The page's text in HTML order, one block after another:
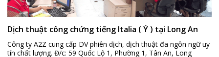
Dịch thuật công chứng tiếng Italia ( Ý ) tại Long An
Công ty A2Z cung cấp DV phiên dịch, dịch thuật đa ngôn ngữ uy
tín chất lượng. Đ/c: 59 Quốc Lộ 1, Phường 1, Tân An, Long